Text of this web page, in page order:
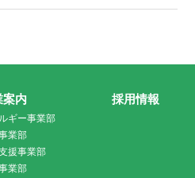
案内
ギー事業部
業部
援事業部
業部
採用情報